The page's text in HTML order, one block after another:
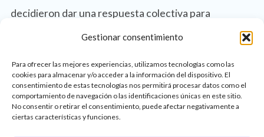
Gestionar consentimiento
Para ofrecer las mejores experiencias, utilizamos tecnologías como las
cookies para almacenar y/o acceder a la información del dispositivo. El
consentimiento de estas tecnologías nos permitirá procesar datos como el
comportamiento de navegación o las identificaciones únicas en este sitio.
No consentir o retirar el consentimiento, puede afectar negativamente a
ciertas características y funciones.
decidieron dar una respuesta colectiva para
acompañar una realidad compleja que va más allá del
VER MÁS